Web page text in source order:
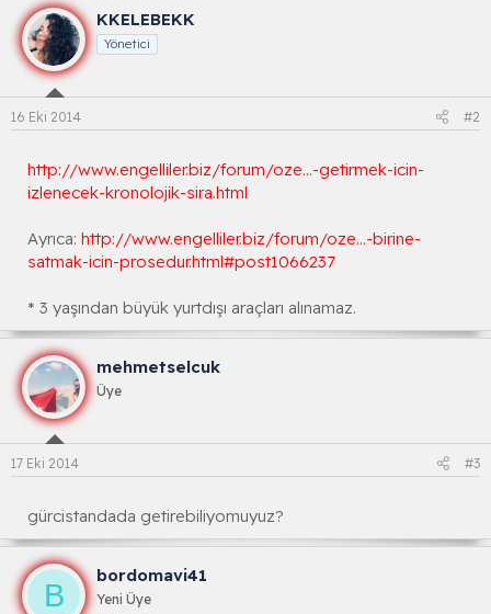
KKELEBEKK
Yönetici
16 Eki 2014 #2
http://www.engelliler.biz/forum/oze...-getirmek-icin-
izlenecek-kronolojik-sira.html
Ayrıca: http://www.engelliler.biz/forum/oze...-birine-
satmak-icin-prosedur.html#post1066237
* 3 yaşından büyük yurtdışı araçları alınamaz.
mehmetselcuk
Üye
17 Eki 2014 #3
gürcistandada getirebiliyomuyuz?
B
bordomavi41
Yeni Üye